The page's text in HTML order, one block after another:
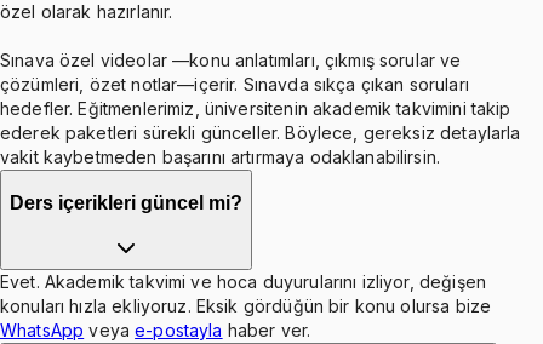
özel olarak hazırlanır.
Sınava özel videolar —konu anlatımları, çıkmış sorular ve
çözümleri, özet notlar—içerir. Sınavda sıkça çıkan soruları
hedefler. Eğitmenlerimiz, üniversitenin akademik takvimini takip
ederek paketleri sürekli günceller. Böylece, gereksiz detaylarla
vakit kaybetmeden başarını artırmaya odaklanabilirsin.
Ders içerikleri güncel mi?
Evet. Akademik takvimi ve hoca duyurularını izliyor, değişen
konuları hızla ekliyoruz. Eksik gördüğün bir konu olursa bize
WhatsApp veya e-postayla haber ver.